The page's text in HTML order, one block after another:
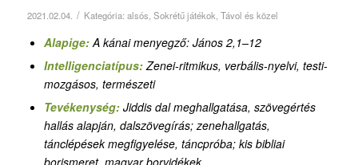
2021.02.04. / Kategória: alsós Sokrétű játékok Távol és közel
Alapige: A kánai menyegző: János 2,1–12
Intelligenciatípus: Zenei-ritmikus, verbális-nyelvi, testi-
mozgásos, természeti
Tevékenység: Jiddis dal meghallgatása, szövegértés
hallás alapján, dalszövegírás; zenehallgatás,
tánclépések megfigyelése, táncpróba; kis bibliai
borismeret, magyar borvidékek